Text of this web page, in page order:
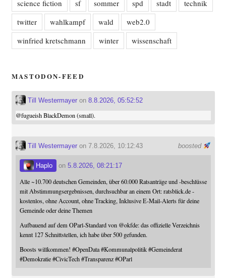
science fiction sf sommer spd stadt
technik
twitter
wahlkampf wald
web2.0
winfried kretschmann
winter wissenschaft
MASTODON-FEED
Till Westermayeron 8.8.2026, 05:52:52
@fugueishBlackDemon (small).
boosted
Till Westermayeron 7.8.2026, 10:12:43
Haplo on 5.8.2026, 08:21:17
Alle ~10.700 deutschen Gemeinden, über 60.000 Ratsanträge und -beschlüsse
mit Abstimmungsergebnissen, durchsuchbar an einem Ort: ratsblick.de -
kostenlos, ohne Account, ohne Tracking, Inklusive E-Mail-Alerts für deine
Gemeinde oder deine Themen
Aufbauend auf dem OParl-Standard von @okfde: das offizielle Verzeichnis
kennt 127 Schnittstellen, ich habe über 500 gefunden.
Boosts willkommen! #OpenData #Kommunalpolitik #Gemeinderat
#Demokratie #CivicTech #Transparenz #OParl